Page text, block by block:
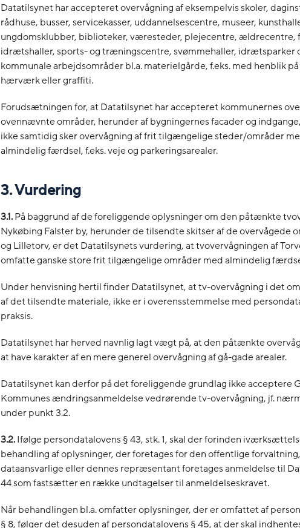
Datatilsynet har accepteret overvågning af eksempelvis skoler,
rådhuse, busser, servicekasser, uddannelsescentre, museer,
ungdomsklubber, biblioteker, væresteder, plejecentre, ældrecentre,
idrætshaller, sports- og træningscentre, svømmehaller, idrætsparker
kommunale arbejdsområder bl.a. materielgårde, f.eks. med henblik
hærværk eller graffiti.
Forudsætningen for, at Datatilsynet har accepteret kommunernes
ovennævnte områder, herunder af bygningernes facader og
ikke samtidig sker overvågning af frit tilgængelige steder/områder
almindelig færdsel, f.eks. veje og parkeringsarealer.
3. Vurdering
3.1.På baggrund af de foreliggende oplysninger om den påtænkte
Nykøbing Falster by, herunder de tilsendte skitser af de overvågede
og Lilletorv, er det Datatilsynets vurdering, at tvovervågningen af
omfatte ganske store frit tilgængelige områder med almindelig
Under henvisning hertil finder Datatilsynet, at tv-overvågning i det
af det tilsendte materiale, ikke er i overensstemmelse med
praksis.
Datatilsynet har herved navnlig lagt vægt på, at den påtænkte
at have karakter af en mere generel overvågning af gå-gade arealer.
Datatilsynet kan derfor på det foreliggende grundlag ikke acceptere
Kommunes ændringsanmeldelse vedrørende tv-overvågning, jf.
under punkt 3.2.
3.2.Ifølge persondatalovens § 43, stk. 1, skal der forinden
behandling af oplysninger, der foretages for den offentlige
dataansvarlige eller dennes repræsentant foretages anmeldelse til
44 som fastsætter en række undtagelser til anmeldelseskravet.
Når behandlingen bl.a. omfatter oplysninger, der er omfattet af
§ 8, følger det desuden af persondatalovens § 45, at der skal